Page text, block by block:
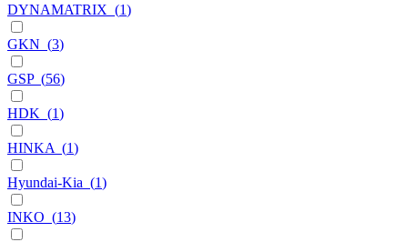
DYNAMATRIX (1)
GKN (3)
GSP (56)
HDK (1)
HINKA (1)
Hyundai-Kia (1)
INKO (13)